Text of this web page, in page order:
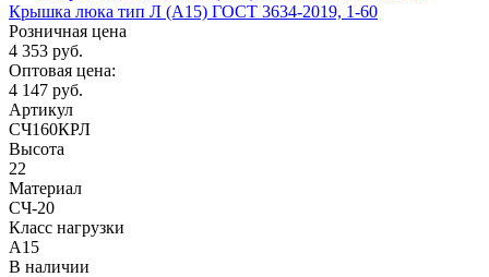
Крышка люка тип Л (А15) ГОСТ 3634-2019, 1-60
Розничная цена
4 353 руб.
Оптовая цена:
4 147 руб.
Артикул
СЧ160КРЛ
Высота
22
Материал
СЧ-20
Класс нагрузки
A15
В наличии